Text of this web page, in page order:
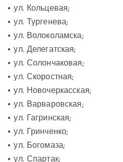
• ул. Кольцевая;
• ул. Тургенева;
• ул. Волоколамска;
• ул. Делегатская;
• ул. Солончаковая;
• ул. Скоростная;
• ул. Новочеркасская;
• ул. Варваровская;
• ул. Гагринская;
• ул. Гринченко;
• ул. Богомаза;
• ул. Спартак;